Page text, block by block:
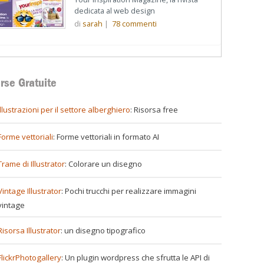
dedicata al web design
di sarah | 78commenti
Gratuite
per il settore alberghiero: Risorsa free
vettoriali: Forme vettoriali in formato AI
di Illustrator: Colorare un disegno
Illustrator: Pochi trucchi per realizzare immagini
Illustrator: un disegno tipografico
: Un plugin wordpress che sfrutta le API di